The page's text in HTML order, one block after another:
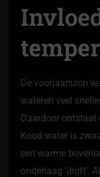
De voorjaarszon
wateren veel
Daardoor ontstaat
Koud water is
een warme
onderlaag ‘drijft’.